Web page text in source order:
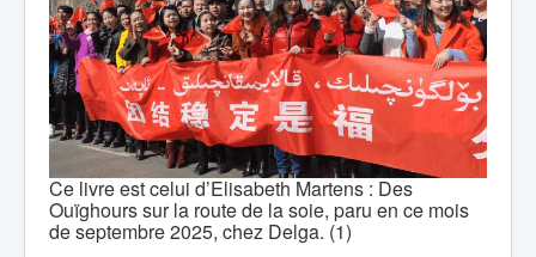
Ce livre est celui d’Elisabeth Martens : Des
Ouïghours sur la route de la soie, paru en ce mois
de septembre 2025, chez Delga. (1)